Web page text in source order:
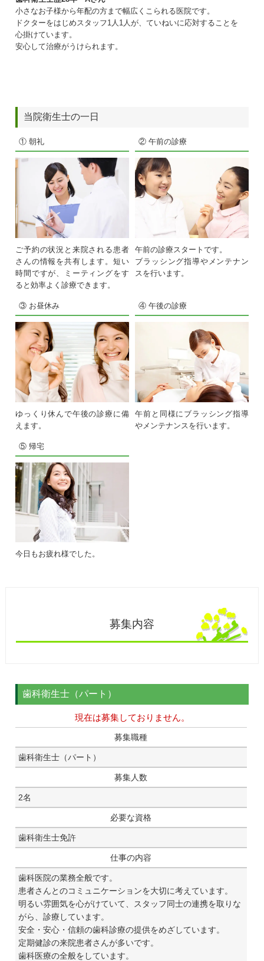
小さなお子様から年配の方まで幅広くこられる医院です。
ドクターをはじめスタッフ1人1人が、ていねいに応対することを
心掛けています。
安心して治療がうけられます。
当院衛生士の一日
① 朝礼
ご予約の状況と来院される患者
さんの情報を共有します。短い
時間ですが、ミーティングをす
ると効率よく診療できます。
② 午前の診療
午前の診療スタートです。
ブラッシング指導やメンテナン
スを行います。
③ お昼休み
ゆっくり休んで午後の診療に備
えます。
④ 午後の診療
午前と同様にブラッシング指導
やメンテナンスを行います。
⑤ 帰宅
今日もお疲れ様でした。
募集内容
歯科衛生士（パート）
現在は募集しておりません。
募集職種
歯科衛生士（パート）
募集人数
2名
必要な資格
歯科衛生士免許
仕事の内容
歯科医院の業務全般です。
患者さんとのコミュニケーションを大切に考えています。
明るい雰囲気を心がけていて、スタッフ同士の連携を取りな
がら、診療しています。
安全・安心・信頼の歯科診療の提供をめざしています。
定期健診の来院患者さんが多いです。
歯科医療の全般をしています。